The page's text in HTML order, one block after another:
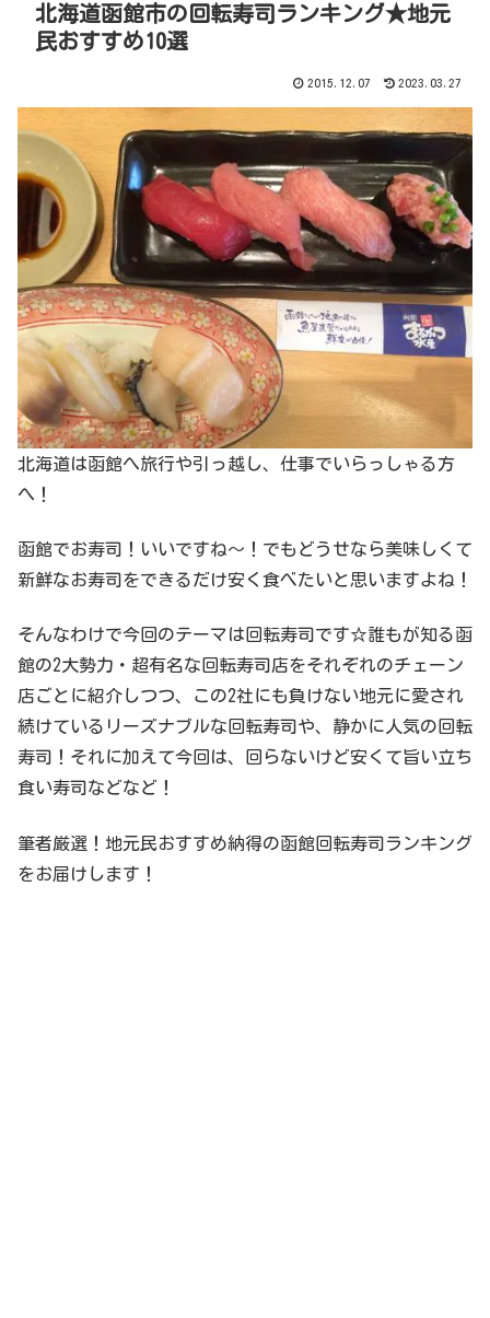
北海道函館市の回転寿司ランキング★地元
民おすすめ10選
2015.12.07 2023.03.27
北海道は函館へ旅行や引っ越し、仕事でいらっしゃる方
へ！
函館でお寿司！いいですね～！でもどうせなら美味しくて
新鮮なお寿司をできるだけ安く食べたいと思いますよね！
そんなわけで今回のテーマは回転寿司です☆誰もが知る函
館の2大勢力・超有名な回転寿司店をそれぞれのチェーン
店ごとに紹介しつつ、この2社にも負けない地元に愛され
続けているリーズナブルな回転寿司や、静かに人気の回転
寿司！それに加えて今回は、回らないけど安くて旨い立ち
食い寿司などなど！
筆者厳選！地元民おすすめ納得の函館回転寿司ランキング
をお届けします！